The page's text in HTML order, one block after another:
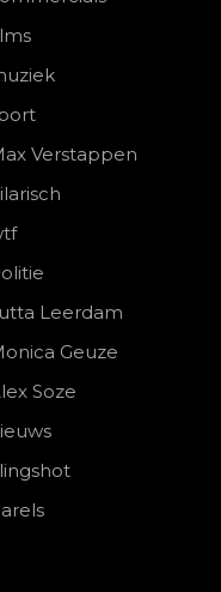
Verstappen
Leerdam
Geuze
Soze